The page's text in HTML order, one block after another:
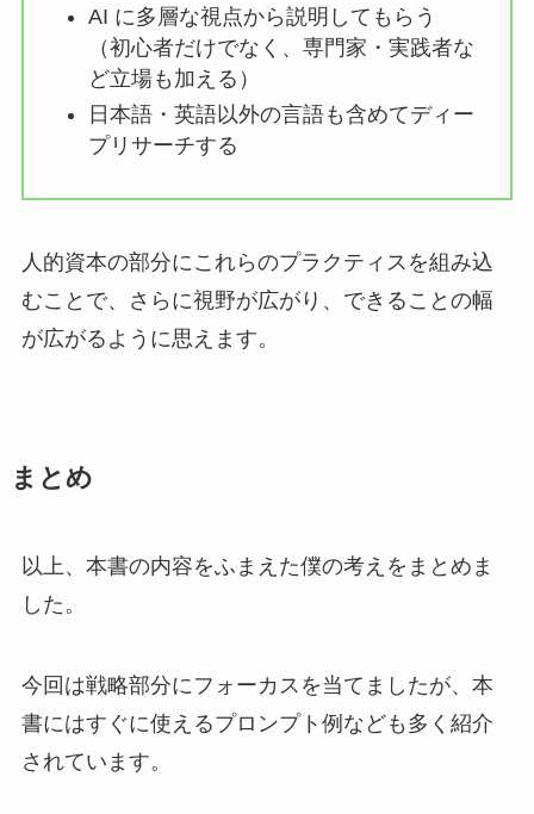
AI に多層な視点から説明してもらう
（初心者だけでなく、専門家・実践者な
ど立場も加える）
日本語・英語以外の言語も含めてディー
プリサーチする
人的資本の部分にこれらのプラクティスを組み込
むことで、さらに視野が広がり、できることの幅
が広がるように思えます。
まとめ
以上、本書の内容をふまえた僕の考えをまとめま
した。
今回は戦略部分にフォーカスを当てましたが、本
書にはすぐに使えるプロンプト例なども多く紹介
されています。